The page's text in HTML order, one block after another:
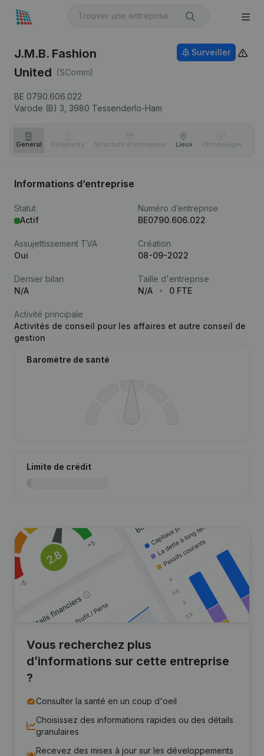
J.M.B. Fashion
United (SComm)
BE 0790.606.022
Varode (B) 3, 3980 Tessenderlo-Ham
Surveiller
Général Dirigeants Structure d'entreprise Lieux Chronologie
Informations d’entreprise
Statut
Actif
Numéro d’entreprise
BE0790.606.022
Assujettissement TVA
Oui
Création
08-09-2022
Dernier bilan
N/A
Taille d'entreprise
N/A
0 FTE
Activité principale
Activités de conseil pour les affaires et autre conseil de
gestion
Baromètre de santé
Limite de crédit
Vous recherchez plus
d’informations sur cette entreprise
?
Consulter la santé en un coup d'oeil
Choisissez des informations rapides ou des détails
granulaires
Recevez des mises à jour sur les développements